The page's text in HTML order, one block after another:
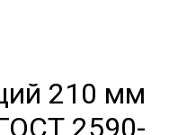
210 мм
2590-